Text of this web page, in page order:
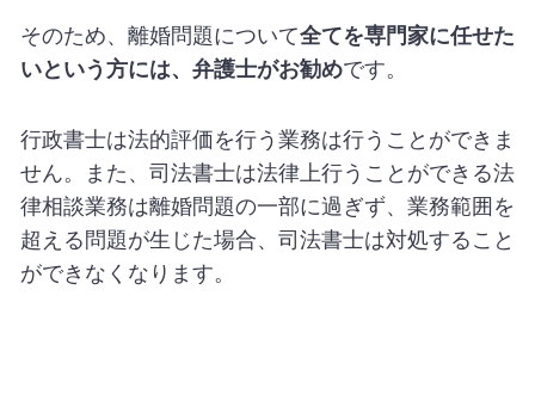
そのため、離婚問題について全てを専門家に任せた
いという方には、弁護士がお勧めです。
行政書士は法的評価を行う業務は行うことができま
せん。また、司法書士は法律上行うことができる法
律相談業務は離婚問題の一部に過ぎず、業務範囲を
超える問題が生じた場合、司法書士は対処すること
ができなくなります。